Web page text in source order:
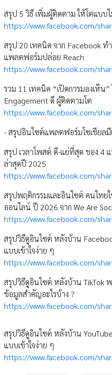
สรุป 5 วิธี เพิ่มผู้ติดตาม ให้โตแบบ
https://www.facebook.com/
สรุป 20 เทคนิค จาก Facebook ท
แพลตฟอร์มปล่อย Reach
https://www.facebook.com/
รวม 11 เทคนิค “เปิดการมองเห็น
Engagement ดี ผู้ติดตามโต
https://www.facebook.com/
- สรุปอินไซต์แพลตฟอร์มโซเชียลมี
สรุป เวลาโพสต์ ดี-แย่ที่สุด ของ 4
ล่าสุดปี 2025
https://www.facebook.com/
สรุปพฤติกรรมและอินไซต์ คนไทยใ
ออนไลน์ ปี 2026 จาก We Are
https://www.facebook.com/
สรุปวิธีดูอินไซต์ หลังบ้าน
แบบเข้าใจง่าย ๆ
https://www.facebook.com/
สรุปวิธีดูอินไซต์ หลังบ้าน TikTok
ข้อมูลสำคัญอะไรบ้าง ?
https://www.facebook.com/
สรุปวิธีดูอินไซต์ หลังบ้าน
แบบเข้าใจง่าย ๆ
https://www.facebook.com/